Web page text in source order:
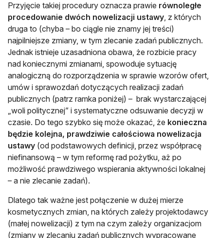
Przyjęcie takiej procedury oznacza prawie równoległe
procedowanie dwóch nowelizacji ustawy, z których
druga to (chyba – bo ciągle nie znamy jej treści)
najpilniejsze zmiany, w tym zlecanie zadań publicznych.
Jednak istnieje uzasadniona obawa, że rozbicie pracy
nad koniecznymi zmianami, spowoduje sytuację
analogiczną do rozporządzenia w sprawie wzorów ofert,
umów i sprawozdań dotyczących realizacji zadań
publicznych (patrz ramka poniżej) – brak wystarczającej
„woli politycznej” i systematyczne odsuwanie decyzji w
czasie. Do tego szybko się może okazać, że konieczna
będzie kolejna, prawdziwie całościowa nowelizacja
ustawy (od podstawowych definicji, przez współpracę
niefinansową – w tym reformę rad pożytku, aż po
możliwość prawdziwego wspierania aktywności lokalnej
– a nie zlecanie zadań).
Dlatego tak ważne jest połączenie w dużej mierze
kosmetycznych zmian, na których zależy projektodawcy
(małej nowelizacji) z tym na czym zależy organizacjom
(zmiany w zlecaniu zadań publicznych wypracowane